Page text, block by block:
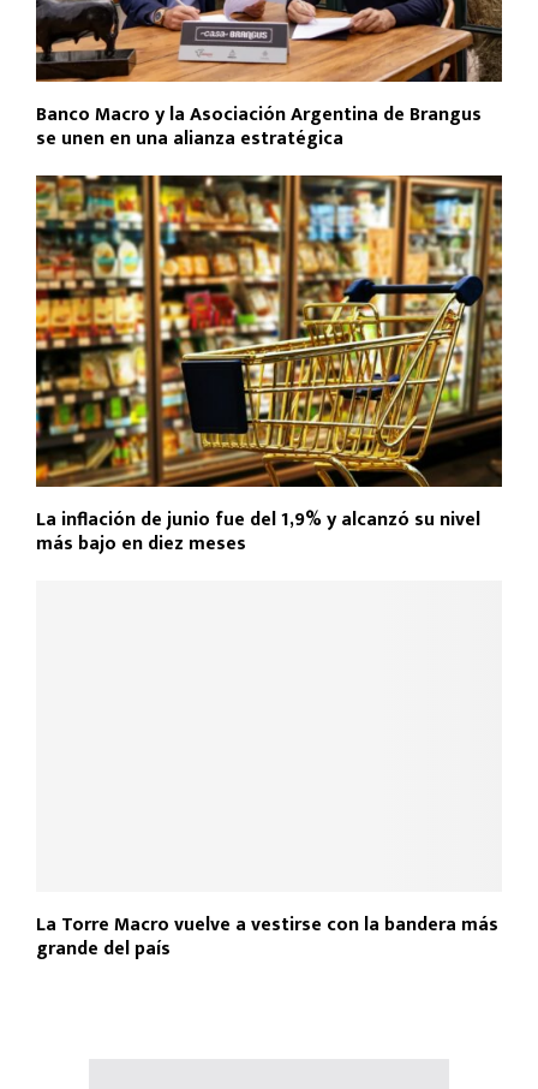
Banco Macro y la Asociación Argentina de Brangus
se unen en una alianza estratégica
La inflación de junio fue del 1,9% y alcanzó su nivel
más bajo en diez meses
La Torre Macro vuelve a vestirse con la bandera más
grande del país